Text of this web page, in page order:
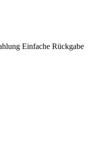
Einfache Rückgabe